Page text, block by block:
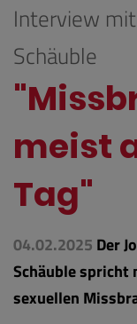
Interview
Schäuble
meist
Tag"
04.02.2025 Der
Schäuble spricht
sexuellen